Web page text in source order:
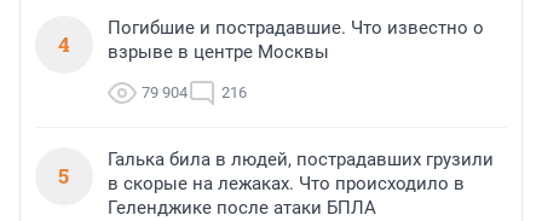
4
Погибшие и пострадавшие. Что известно о
взрыве в центре Москвы
79 904 216
5
Галька била в людей, пострадавших грузили
в скорые на лежаках. Что происходило в
Геленджике после атаки БПЛА